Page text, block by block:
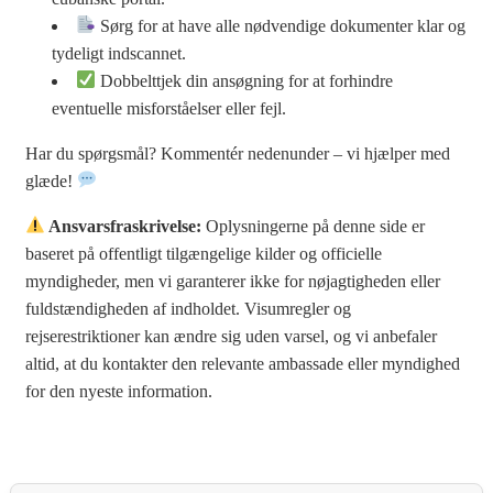
Sørg for at have alle nødvendige dokumenter klar og
tydeligt indscannet.
Dobbelttjek din ansøgning for at forhindre
eventuelle misforståelser eller fejl.
Har du spørgsmål? Kommentér nedenunder – vi hjælper med
glæde!
Ansvarsfraskrivelse: Oplysningerne på denne side er
baseret på offentligt tilgængelige kilder og officielle
myndigheder, men vi garanterer ikke for nøjagtigheden eller
fuldstændigheden af indholdet. Visumregler og
rejserestriktioner kan ændre sig uden varsel, og vi anbefaler
altid, at du kontakter den relevante ambassade eller myndighed
for den nyeste information.